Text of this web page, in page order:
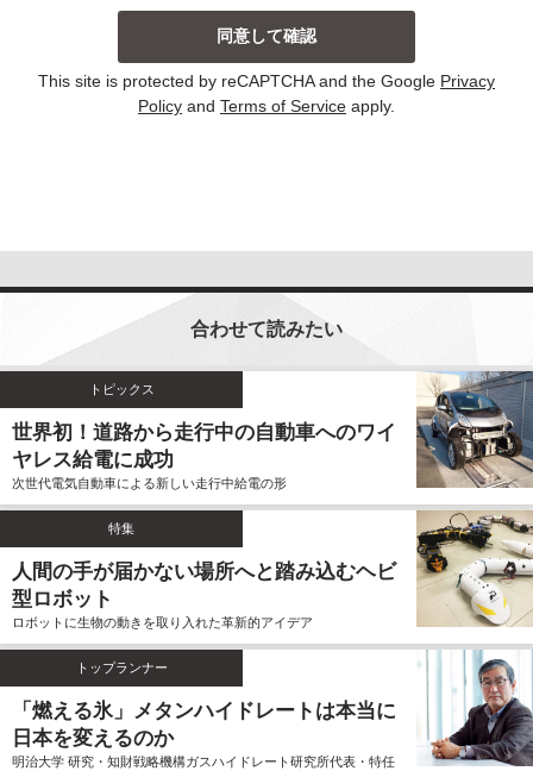
当社は、主に以下の場合にお客様から個人情報を収集
しております。収集した個人情報の利用目的について
は以下の通りです。その他、個別の利用目的がある場
合には、その都度明示しております。
るために、個人情報を利用する場合がございます。こ
の資料自体は、統計的な資料であり、個人を識別する
ことができる個人情報は含まれません。
てお客様から個人情報を収集することはいたしませ
ん。また、不正な手段により個人情報を収集すること
もいたしません。
お客様よりご提供いただきました個人情報は、法令の
定めのある場合を除いて、お客様の事前のご同意をい
ただくことなく、予め明示した利用目的以外に使用し
ません。
個人情報の利用、管理について
当社では、お客様よりご提供いただきました個人情報
を厳重に保管、管理し、個人情報の漏洩、滅失、毀損
を防止するため、必要かつ適切な安全管理措置を講じ
ます。
お客様よりご提供いただきました個人情報は、その利
用目的の達成に必要な範囲内において、正確かつ最新
の内容に保つよう努力するものとします。
This site is protected by reCAPTCHA and the Google Privacy
Policy and Terms of Service apply.
合わせて読みたい
トピックス
世界初！道路から走行中の自動車へのワイ
ヤレス給電に成功
次世代電気自動車による新しい走行中給電の形
特集
人間の手が届かない場所へと踏み込むヘビ
型ロボット
ロボットに生物の動きを取り入れた革新的アイデア
トップランナー
「燃える氷」メタンハイドレートは本当に
日本を変えるのか
明治大学 研究・知財戦略機構ガスハイドレート研究所代表・特任